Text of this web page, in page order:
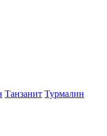
Танзанит Турмалин